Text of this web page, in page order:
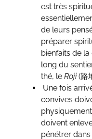
est très
de leurs
préparer
bienfaits de
long du
thé, le Roji(路
Une fois
convives
doivent
pénétrer dans